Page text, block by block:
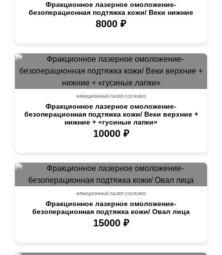
Фракционное лазерное омоложение-
безоперационная подтяжка кожи/ Веки нижние
8000 ₽
ФРАКЦИОННЫЙ ЛАЗЕР СО2 RUIKD
Фракционное лазерное омоложение-
безоперационная подтяжка кожи/ Веки верхние +
нижние + «гусиные лапки»
10000 ₽
ФРАКЦИОННЫЙ ЛАЗЕР СО2 RUIKD
Фракционное лазерное омоложение-
безоперационная подтяжка кожи/ Овал лица
15000 ₽